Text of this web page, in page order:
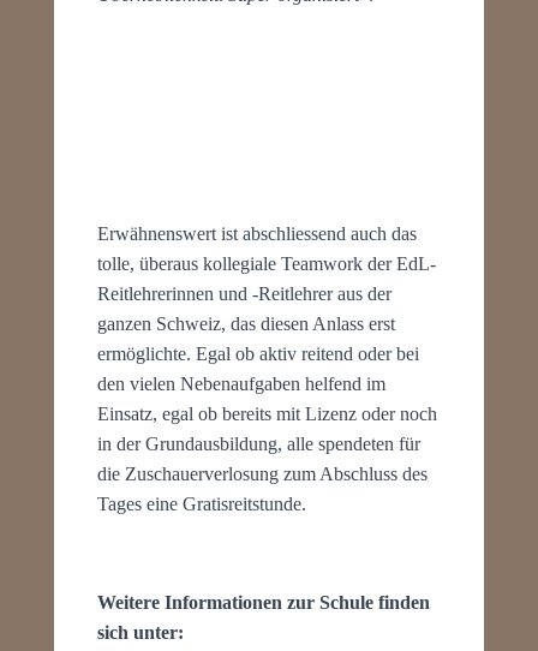
Erwähnenswert ist abschliessend auch das
tolle, überaus kollegiale Teamwork der EdL-
Reitlehrerinnen und -Reitlehrer aus der
ganzen Schweiz, das diesen Anlass erst
ermöglichte. Egal ob aktiv reitend oder bei
den vielen Nebenaufgaben helfend im
Einsatz, egal ob bereits mit Lizenz oder noch
in der Grundausbildung, alle spendeten für
die Zuschauerverlosung zum Abschluss des
Tages eine Gratisreitstunde.
Weitere Informationen zur Schule finden
sich unter: